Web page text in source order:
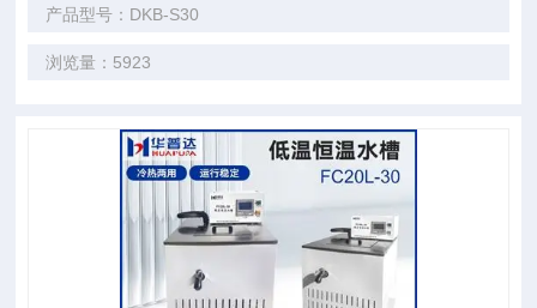
产品型号：DKB-S30
浏览量：5923